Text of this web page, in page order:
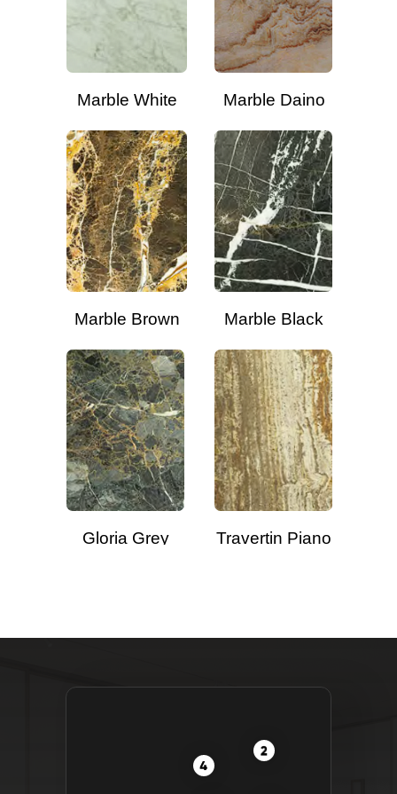
Gloria Grey Travertin Piano
Marble Black
Marble Brown
Marble Daino
Marble White